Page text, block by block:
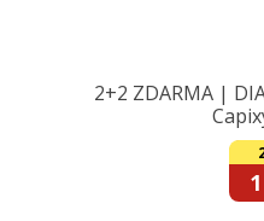
2+2 ZDARMA |